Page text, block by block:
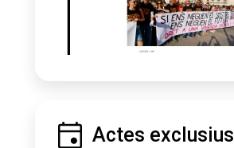
Actes exclusius